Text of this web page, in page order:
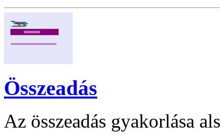
Összeadás
Az összeadás gyakorlása